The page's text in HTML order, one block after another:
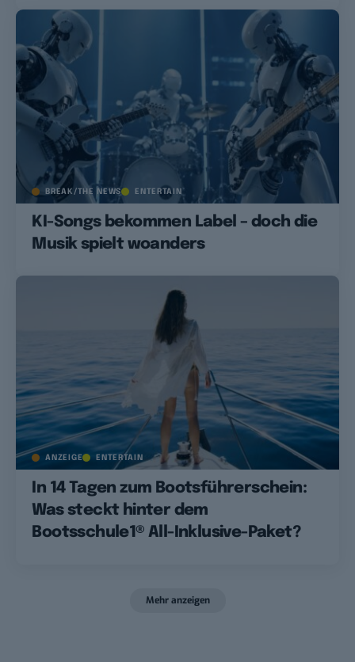
BREAK/THE NEWS ENTERTAIN
KI-Songs bekommen Label – doch die
Musik spielt woanders
ANZEIGE ENTERTAIN
In 14 Tagen zum Bootsführerschein:
Was steckt hinter dem
Bootsschule1® All-Inklusive-Paket?
Mehr anzeigen